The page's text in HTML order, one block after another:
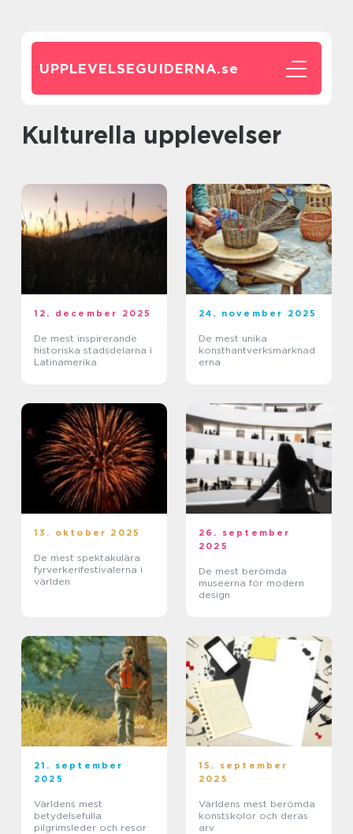
UPPLEVELSEGUIDERNA.se
Kulturella upplevelser
12. december 2025
De mest inspirerande
historiska stadsdelarna i
Latinamerika
24. november 2025
De mest unika
konsthantverksmarknad
erna
13. oktober 2025
De mest spektakulära
fyrverkerifestivalerna i
världen
26. september
2025
De mest berömda
museerna för modern
design
21. september
2025
Världens mest
betydelsefulla
pilgrimsleder och resor
15. september
2025
Världens mest berömda
konstskolor och deras
arv